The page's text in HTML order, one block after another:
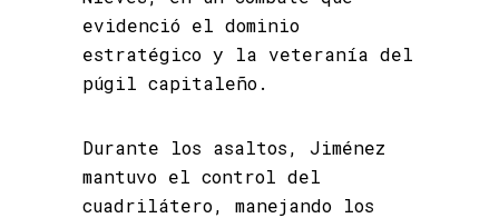
evidenció el dominio
estratégico y la veteranía del
púgil capitaleño.
Durante los asaltos, Jiménez
mantuvo el control del
cuadrilátero, manejando los